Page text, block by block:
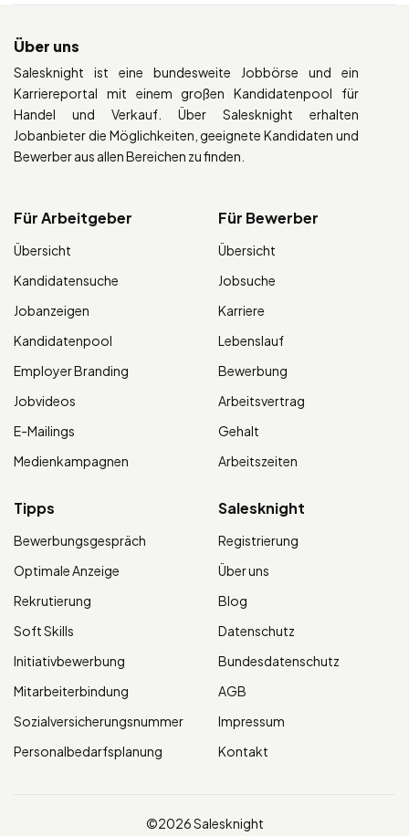
Über uns
Salesknight ist eine bundesweite Jobbörse und ein
Karriereportal mit einem großen Kandidatenpool für
Handel und Verkauf. Über Salesknight erhalten
Jobanbieter die Möglichkeiten, geeignete Kandidaten und
Bewerber aus allen Bereichen zu finden.
Für Arbeitgeber
Übersicht
Kandidatensuche
Jobanzeigen
Kandidatenpool
Employer Branding
Jobvideos
E-Mailings
Medienkampagnen
Für Bewerber
Übersicht
Jobsuche
Karriere
Lebenslauf
Bewerbung
Arbeitsvertrag
Gehalt
Arbeitszeiten
Tipps
Bewerbungsgespräch
Optimale Anzeige
Rekrutierung
Soft Skills
Initiativbewerbung
Mitarbeiterbindung
Sozialversicherungsnummer
Personalbedarfsplanung
Salesknight
Registrierung
Über uns
Blog
Datenschutz
Bundesdatenschutz
AGB
Impressum
Kontakt
©2026 Salesknight